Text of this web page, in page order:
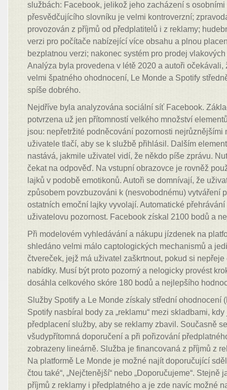
službách: Facebook, jelikož jeho zacházení s
přesvědčujícího slovníku je velmi kontroverzní;
provozován z příjmů od předplatitelů i z reklamy;
verzi pro počítače nabízející více obsahu a plnou
bezplatnou verzi; nakonec systém pro prodej
Analýza byla provedena v létě 2020 a autoři očekávali,
velmi špatného ohodnocení, Le Monde a Spotify
spíše dobrého.
Nejdříve byla analyzována sociální síť Facebook.
potvrzena už jen přítomností velkého množství
jsou: nepřetržité podněcování pozornosti nejrůznějšími
uživatele tlačí, aby se k službě přihlásil. Dalším
nastává, jakmile uživatel vidí, že někdo píše zprávu.
čekat na odpověď. Na vstupní obrazovce je rovněž
lajků v podobě emotikonů. Autoři se domnívají, že
způsobem povzbuzováni k (nesvobodnému) vytváření
ostatních emoční lajky vyvolají. Automatické
uživatelovu pozornost. Facebook získal 2100 bodů a
Při modelovém vyhledávání a nákupu jízdenek na
shledáno velmi málo captologických mechanismů a
čtvereček, jejž má uživatel zaškrtnout, pokud si
nabídky. Musí být proto pozorný a nelogicky provést
dosáhla celkového skóre 180 bodů a nejlepšího
Služby Spotify a Le Monde získaly střední ohodnocení
Spotify nasbíral body za „reklamu“ mezi skladbami,
předplacení služby, aby se reklamy zbavil. Současně
všudypřítomná doporučení a při pořizování
zobrazeny lineárně. Služba je financovaná z příjmů z
Na platformě Le Monde je možné najít doporučující
čtou také“, „Nejčtenější“ nebo „Doporučujeme“. Stejně
příjmů z reklamy i předplatného a je zde navíc možné